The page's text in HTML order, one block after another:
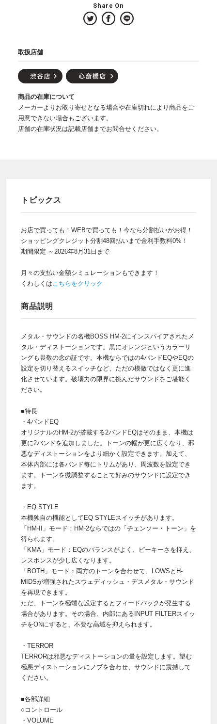
Share On
取扱店舗
商品の在庫について
メーカーよりお取り寄せとなる場合や在庫切れにより商品をご
用意できない場合もございます。
店舗の在庫状況は記載店舗までお問合せください。
トピックス
お店で買っても！WEBで買っても！今なら分割払いがお得！
ショッピングクレジット分割48回払いまで金利手数料0%！
期間限定 ～2026年8月31日まで
月々の支払い金額シミュレーションもできます！
くわしくはこちらをクリック
商品説明
メタル・サウンドの名機BOSS HM-2にインスパイアされたメ
タル・ディストーションです。黒にオレンジというカラーリ
ングも畏敬の念の証です。本機ならではの4バンドEQやEQの
設定を切り替えるスイッチなど、ただの模倣ではなく更に進
化させています。破壊力の限界に挑んだサウンドをご堪能く
ださい。
■特長
・4バンドEQ
オリジナルのHM-2が搭載する2バンドEQはそのまま、本機は
更に2バンドを追加しました。トーンの幅が更に広くなり、邪
悪なディストーションをより細かく設定できます。加えて、
本体内部には各バンド毎にトリムがあり、周波数を設定でき
ます。トーンを微調整することで好みのサウンドに設定でき
ます。
・EQ STYLE
本機独自の機能としてEQ STYLEスイッチがあります。
「HM-II」モード：HM-2ならではの「チェンソー・トーン」を
得られます。
「KMA」モード：EQのバランスがよく、ピーキーさを抑え、
レスポンスが少し広くなります。
「BOTH」モード：両方のトーンを合わせて、LOWSとH-
MIDSが増強されたスウェディッシュ・デスメタル・サウンド
を再現できます。
ただ、トーンを極端な設定するとフィードバックが発生する
場合があります。その場合、内部にあるINPUT FILTERスイッ
チをONにすると、不要な高域を抑えられます。
・TERROR
TERRORは邪悪なディストーションの量を設定します。望む
極悪ディストーションにノブを合わせ、サウンドに震撼して
ください。
■各部詳細
○コントロール
・VOLUME